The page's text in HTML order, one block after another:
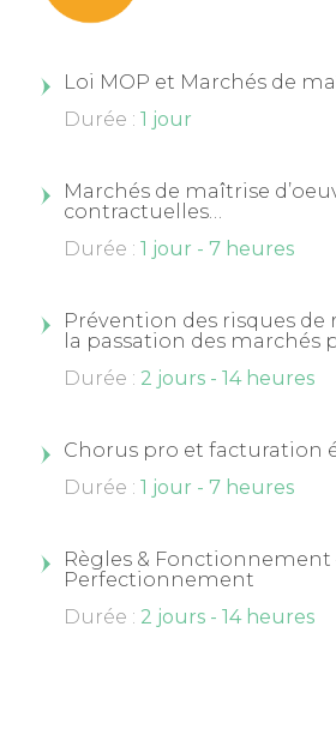
Loi MOP et Marchés de
Durée : 1 jour
Marchés de maîtrise
contractuelles…
Durée : 1 jour - 7 heures
Prévention des risques de
la passation des marchés
Durée : 2 jours - 14 heures
Chorus pro et facturation
Durée : 1 jour - 7 heures
Règles & Fonctionnement
Perfectionnement
Durée : 2 jours - 14 heures